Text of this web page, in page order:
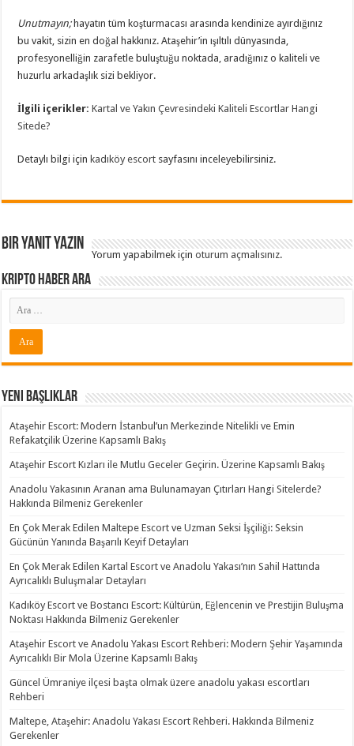
Unutmayın;hayatın tüm koşturmacası arasında kendinize ayırdığınız
bu vakit, sizin en doğal hakkınız. Ataşehir’in ışıltılı dünyasında,
profesyonelliğin zarafetle buluştuğu noktada, aradığınız o kaliteli ve
huzurlu arkadaşlık sizi bekliyor.
İlgili içerikler: Kartal ve Yakın Çevresindeki Kaliteli Escortlar Hangi
Sitede?
Detaylı bilgi için kadıköy escort sayfasını inceleyebilirsiniz.
Bir yanıt yazın
Yorum yapabilmek içinoturum açmalısınız.
Kripto Haber ARA
Yeni Başlıklar
Ataşehir Escort: Modern İstanbul’un Merkezinde Nitelikli ve Emin
Refakatçilik Üzerine Kapsamlı Bakış
Ataşehir Escort Kızları ile Mutlu Geceler Geçirin. Üzerine Kapsamlı Bakış
Anadolu Yakasının Aranan ama Bulunamayan Çıtırları Hangi Sitelerde?
Hakkında Bilmeniz Gerekenler
En Çok Merak Edilen Maltepe Escort ve Uzman Seksi İşçiliği: Seksin
Gücünün Yanında Başarılı Keyif Detayları
En Çok Merak Edilen Kartal Escort ve Anadolu Yakası’nın Sahil Hattında
Ayrıcalıklı Buluşmalar Detayları
Kadıköy Escort ve Bostancı Escort: Kültürün, Eğlencenin ve Prestijin Buluşma
Noktası Hakkında Bilmeniz Gerekenler
Ataşehir Escort ve Anadolu Yakası Escort Rehberi: Modern Şehir Yaşamında
Ayrıcalıklı Bir Mola Üzerine Kapsamlı Bakış
Güncel Ümraniye ilçesi başta olmak üzere anadolu yakası escortları
Rehberi
Maltepe, Ataşehir: Anadolu Yakası Escort Rehberi. Hakkında Bilmeniz
Gerekenler